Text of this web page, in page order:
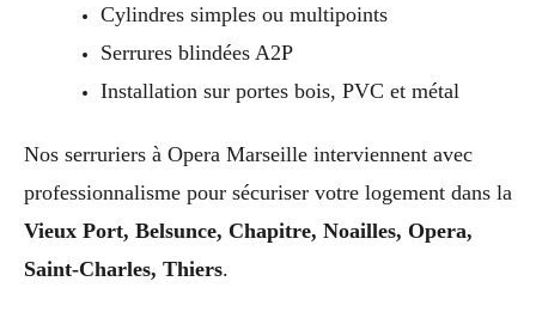
Cylindres simples ou multipoints
Serrures blindées A2P
Installation sur portes bois, PVC et métal
Nos serruriers à Opera Marseille interviennent avec
professionnalisme pour sécuriser votre logement dans la
Vieux Port, Belsunce, Chapitre, Noailles, Opera,
Saint-Charles, Thiers.